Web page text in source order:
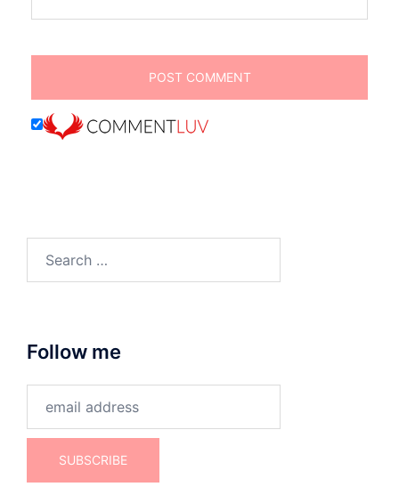
for:
Follow me